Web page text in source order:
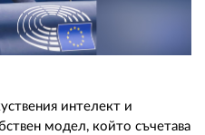
интелект и
модел, който съчетава
02 975 20 35